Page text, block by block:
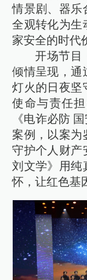
情景剧、器乐
全观转化为生
家安全的时代
开场节目
倾情呈现，通
灯火的日夜坚
使命与责任
《电诈必防
案例，以案为
守护个人财产
刘文学》用纯
怀，让红色基